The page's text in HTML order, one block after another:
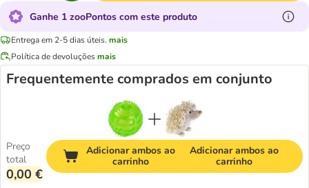
Ganhe 1 zooPontos com este produto
Entrega em 2-5 dias úteis. mais
Política de devoluçõesmais
Frequentemente comprados em conjunto
Preço
total
0,00 €
Adicionar ambos ao
carrinho
Adicionar ambos ao
carrinho